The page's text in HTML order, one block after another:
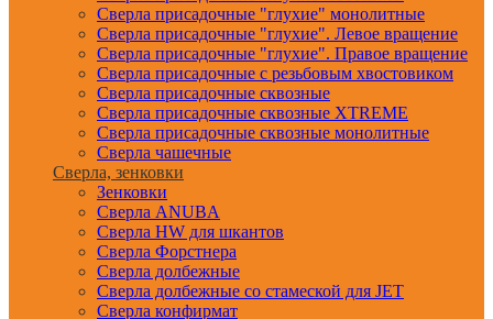
Сверла присадочные "глухие" монолитные
Сверла присадочные "глухие". Левое вращение
Сверла присадочные "глухие". Правое вращение
Сверла присадочные с резьбовым хвостовиком
Сверла присадочные сквозные
Сверла присадочные сквозные XTREME
Сверла присадочные сквозные монолитные
Сверла чашечные
Сверла, зенковки
Зенковки
Сверла ANUBA
Сверла HW для шкантов
Сверла Форстнера
Сверла долбежные
Сверла долбежные со стамеской для JET
Сверла конфирмат